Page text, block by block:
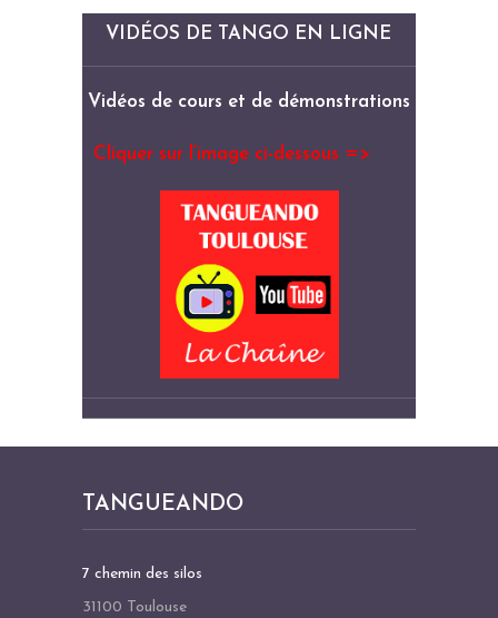
VIDÉOS DE TANGO EN LIGNE
Vidéos de cours et de démonstrations
Cliquer sur l’image ci-dessous =>
TANGUEANDO
7 chemin des silos
31100 Toulouse